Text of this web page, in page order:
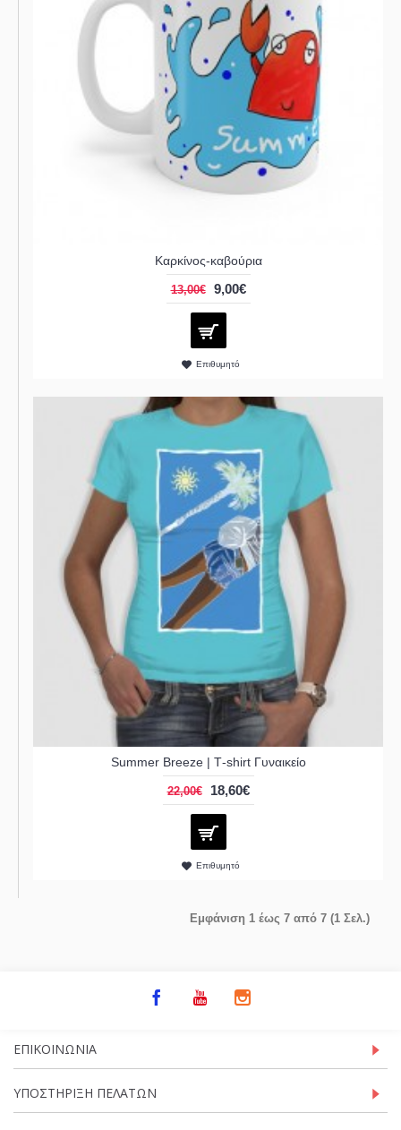
Καρκίνος-καβούρια
13,00€ 9,00€
Επιθυμητό
Summer Breeze | Τ-shirt Γυναικείο
22,00€ 18,60€
Επιθυμητό
Εμφάνιση 1 έως 7 από 7 (1 Σελ.)
ΕΠΙΚΟΙΝΩΝΊΑ
ΥΠΟΣΤΉΡΙΞΗ ΠΕΛΑΤΏΝ